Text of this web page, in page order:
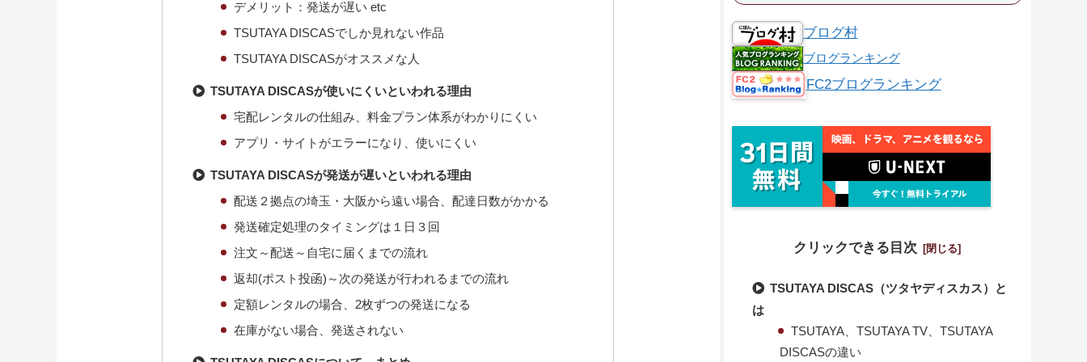
デメリット：発送が遅い etc
TSUTAYA DISCASでしか見れない作品
TSUTAYA DISCASがオススメな人
TSUTAYA DISCASが使いにくいといわれる理由
宅配レンタルの仕組み、料金プラン体系がわかりにくい
アプリ・サイトがエラーになり、使いにくい
TSUTAYA DISCASが発送が遅いといわれる理由
配送２拠点の埼玉・大阪から遠い場合、配達日数がかかる
発送確定処理のタイミングは１日３回
注文～配送～自宅に届くまでの流れ
返却(ポスト投函)～次の発送が行われるまでの流れ
定額レンタルの場合、2枚ずつの発送になる
在庫がない場合、発送されない
ブログ村
ブログランキング
FC2ブログランキング
クリックできる目次
TSUTAYA DISCAS（ツタヤディスカス）と
は
TSUTAYA、TSUTAYA TV、TSUTAYA
DISCASの違い